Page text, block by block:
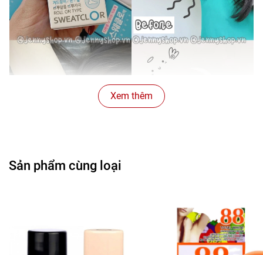
Sản phẩm giúp khử mùi tuyệt đối và ngăn ngừa tiết mồ
hôi ngay từ lần sử dụng đầu tiên cho vùng nách, chân, tay.
Xem thêm
Sản phẩm cùng loại